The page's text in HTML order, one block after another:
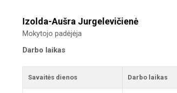
Izolda-Aušra Jurgelevičienė
Mokytojo padėjėja
Darbo laikas
Savaitės dienos Darbo laikas